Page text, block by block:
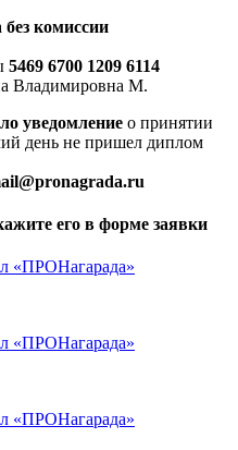
без комиссии
5469 6700 1209 6114
Владимировна М.
уведомление о принятии
день не пришел диплом
его в форме заявки